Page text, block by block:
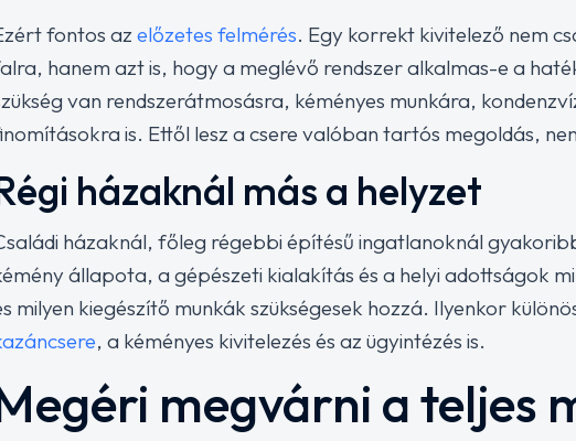
fontos az előzetes felmérés. Egy korrekt kivitelező nem
hanem azt is, hogy a meglévő rendszer alkalmas-e a
van rendszerátmosásra, kéményes munkára,
is. Ettől lesz a csere valóban tartós megoldás,
házaknál más a helyzet
házaknál, főleg régebbi építésű ingatlanoknál
állapota, a gépészeti kialakítás és a helyi adottságok
milyen kiegészítő munkák szükségesek hozzá. Ilyenkor
, a kéményes kivitelezés és az ügyintézés is.
megvárni a teljes